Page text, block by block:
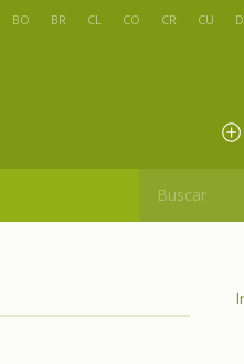
BO BR CL CO CR CU